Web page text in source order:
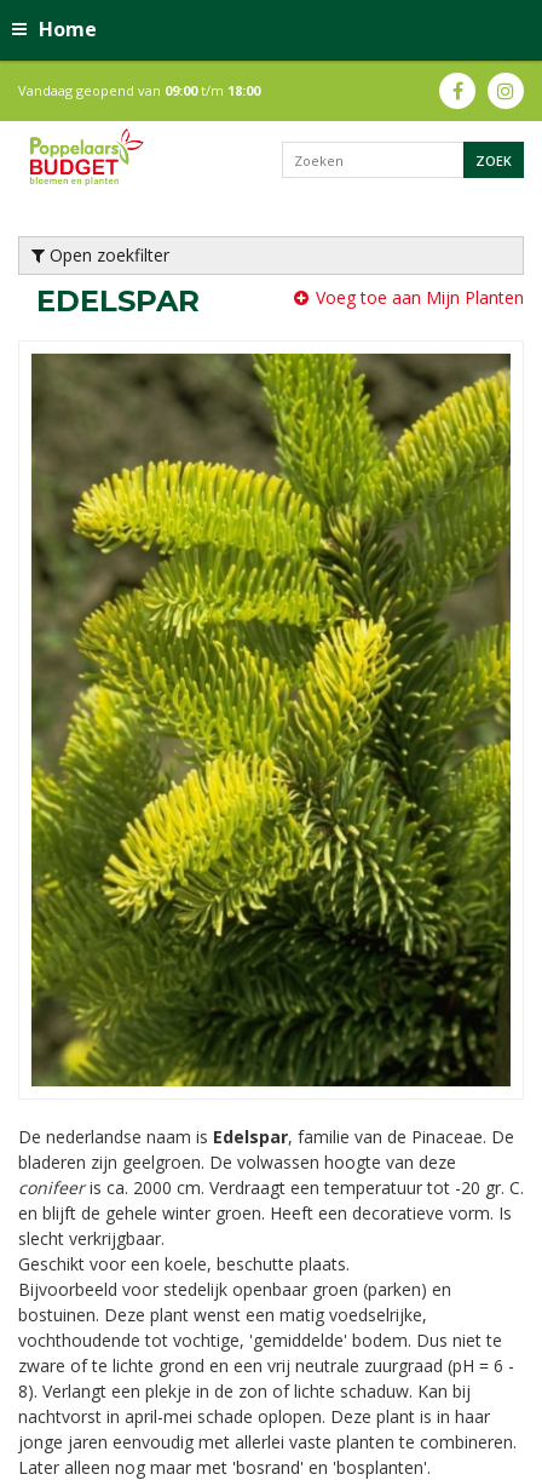
Home
Vandaag geopend van 09:00t/m 18:00
Open zoekfilter
EDELSPAR Voeg toe aan Mijn Planten
De nederlandse naam is Edelspar, familie van de Pinaceae. De
bladeren zijn geelgroen. De volwassen hoogte van deze
conifeeris ca. 2000 cm. Verdraagt een temperatuur tot -20 gr. C.
en blijft de gehele winter groen. Heeft een decoratieve vorm. Is
slecht verkrijgbaar.
Geschikt voor een koele, beschutte plaats.
Bijvoorbeeld voor stedelijk openbaar groen (parken) en
bostuinen. Deze plant wenst een matig voedselrijke,
vochthoudende tot vochtige, 'gemiddelde' bodem. Dus niet te
zware of te lichte grond en een vrij neutrale zuurgraad (pH = 6 -
8). Verlangt een plekje in de zon of lichte schaduw. Kan bij
nachtvorst in april-mei schade oplopen. Deze plant is in haar
jonge jaren eenvoudig met allerlei vaste planten te combineren.
Later alleen nog maar met 'bosrand' en 'bosplanten'.